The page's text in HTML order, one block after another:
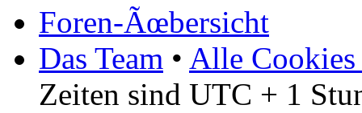
Foren-Ãœbersicht
Das Team • Alle Cookies
Zeiten sind UTC + 1